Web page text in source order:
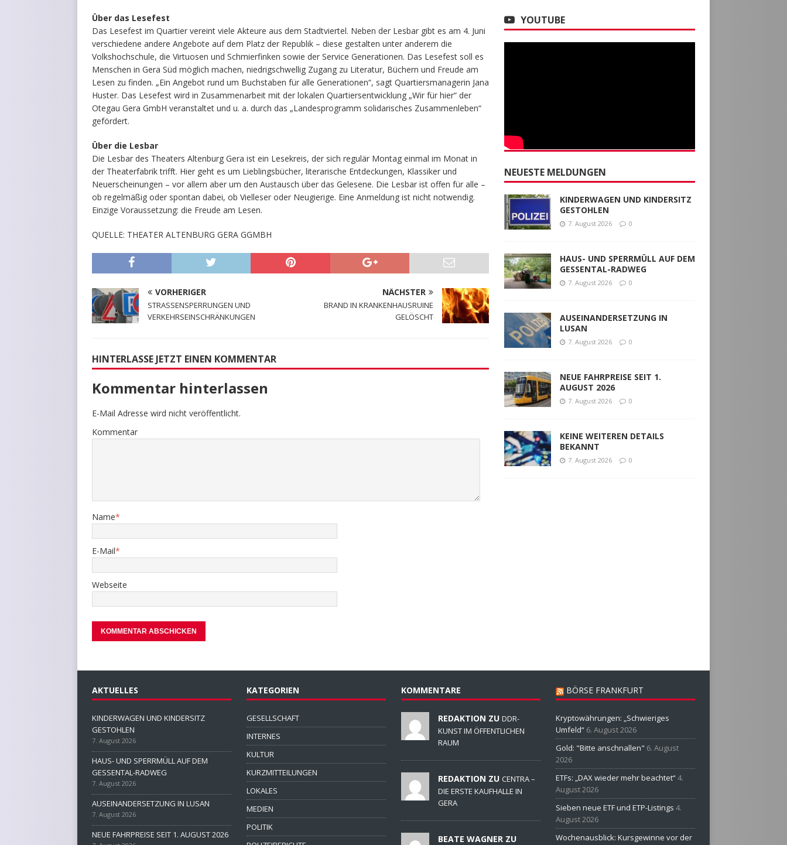
Über das Lesefest
Das Lesefest im Quartier vereint viele Akteure aus dem Stadtviertel. Neben der Lesbar gibt es am 4. Juni
verschiedene andere Angebote auf dem Platz der Republik – diese gestalten unter anderem die
Volkshochschule, die Virtuosen und Schmierfinken sowie der Service Generationen. Das Lesefest soll es
Menschen in Gera Süd möglich machen, niedrigschwellig Zugang zu Literatur, Büchern und Freude am
Lesen zu finden. „Ein Angebot rund um Buchstaben für alle Generationen“, sagt Quartiersmanagerin Jana
Huster. Das Lesefest wird in Zusammenarbeit mit der lokalen Quartiersentwicklung „Wir für hier“ der
Otegau Gera GmbH veranstaltet und u. a. durch das „Landesprogramm solidarisches Zusammenleben“
gefördert.
Über die Lesbar
Die Lesbar des Theaters Altenburg Gera ist ein Lesekreis, der sich regulär Montag einmal im Monat in
der Theaterfabrik trifft. Hier geht es um Lieblingsbücher, literarische Entdeckungen, Klassiker und
Neuerscheinungen – vor allem aber um den Austausch über das Gelesene. Die Lesbar ist offen für alle –
ob regelmäßig oder spontan dabei, ob Vielleser oder Neugierige. Eine Anmeldung ist nicht notwendig.
Einzige Voraussetzung: die Freude am Lesen.
QUELLE: THEATER ALTENBURG GERA GGMBH
VORHERIGER
STRASSENSPERRUNGEN UND
VERKEHRSEINSCHRÄNKUNGEN
NÄCHSTER
BRAND IN KRANKENHAUSRUINE
GELÖSCHT
HINTERLASSE JETZT EINEN KOMMENTAR
Kommentar hinterlassen
E-Mail Adresse wird nicht veröffentlicht.
Kommentar
Name*
E-Mail*
Webseite
YOUTUBE
NEUESTE MELDUNGEN
KINDERWAGEN UND KINDERSITZ
GESTOHLEN
7. August 2026 0
HAUS- UND SPERRMÜLL AUF DEM
GESSENTAL-RADWEG
7. August 2026 0
AUSEINANDERSETZUNG IN
LUSAN
7. August 2026 0
NEUE FAHRPREISE SEIT 1.
AUGUST 2026
7. August 2026 0
KEINE WEITEREN DETAILS
BEKANNT
7. August 2026 0
AKTUELLES
KINDERWAGEN UND KINDERSITZ
GESTOHLEN
7. August 2026
HAUS- UND SPERRMÜLL AUF DEM
GESSENTAL-RADWEG
7. August 2026
AUSEINANDERSETZUNG IN LUSAN
7. August 2026
NEUE FAHRPREISE SEIT 1. AUGUST 2026
KATEGORIEN
GESELLSCHAFT
INTERNES
KULTUR
KURZMITTEILUNGEN
LOKALES
MEDIEN
POLITIK
KOMMENTARE
REDAKTION ZU DDR-
KUNST IM ÖFFENTLICHEN
RAUM
REDAKTION ZU CENTRA –
DIE ERSTE KAUFHALLE IN
GERA
BEATE WAGNER ZU
BÖRSE FRANKFURT
Kryptowährungen: „Schwieriges
Umfeld“ 6. August 2026
Gold: "Bitte anschnallen" 6. August
2026
ETFs: „DAX wieder mehr beachtet“4.
August 2026
Sieben neue ETF und ETP-Listings 4.
August 2026
Wochenausblick: Kursgewinne vor der